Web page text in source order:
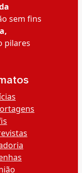
sem fins
pilares